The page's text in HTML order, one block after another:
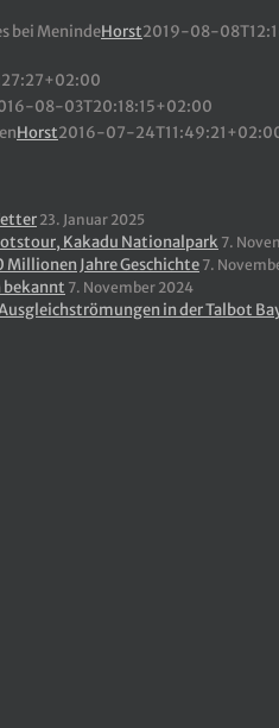
bei MenindeHorst2019-08-
08-03T20:18:15+02:00
Horst2016-07-
23. Januar 2025
Kakadu Nationalpark 7.
Millionen Jahre Geschichte 7.
bekannt 7. November 2024
in der Talbot